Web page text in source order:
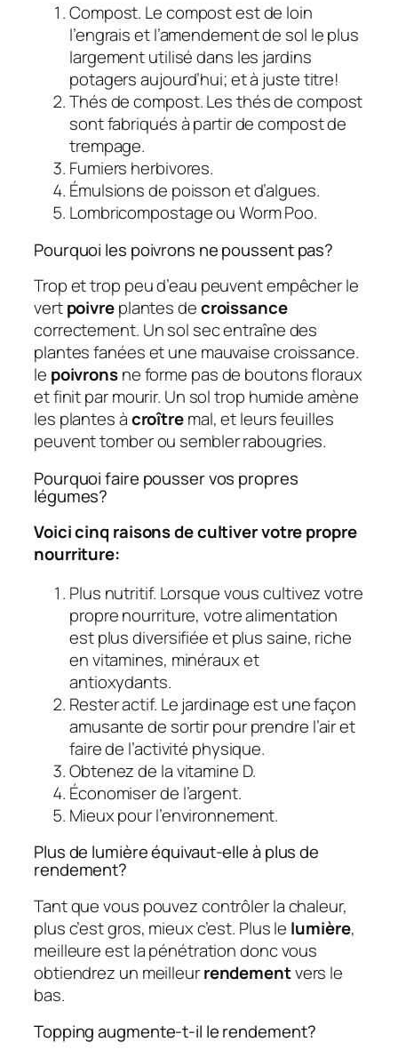
Compost. Le compost est de loin
l’engrais et l’amendement de sol le plus
largement utilisé dans les jardins
potagers aujourd’hui; et à juste titre!
Thés de compost. Les thés de compost
sont fabriqués à partir de compost de
trempage.
Fumiers herbivores.
Émulsions de poisson et d’algues.
Lombricompostage ou Worm Poo.
Pourquoi les poivrons ne poussent pas?
Trop et trop peu d’eau peuvent empêcher le
vertpoivreplantes decroissance
correctement. Un sol sec entraîne des
plantes fanées et une mauvaise croissance.
le poivronsne forme pas de boutons floraux
et finit par mourir. Un sol trop humide amène
les plantes àcroîtremal, et leurs feuilles
peuvent tomber ou sembler rabougries.
Pourquoi faire pousser vos propres
légumes?
Voici cinq raisons de cultiver votre propre
nourriture:
Plus nutritif. Lorsque vous cultivez votre
propre nourriture, votre alimentation
est plus diversifiée et plus saine, riche
en vitamines, minéraux et
antioxydants.
Rester actif. Le jardinage est une façon
amusante de sortir pour prendre l’air et
faire de l’activité physique.
Obtenez de la vitamine D.
Économiser de l’argent.
Mieux pour l’environnement.
Plus de lumière équivaut-elle à plus de
rendement?
Tant que vous pouvez contrôler la chaleur,
plus c’est gros, mieux c’est. Plus le lumière,
meilleure est la pénétration donc vous
obtiendrez un meilleurrendementvers le
bas.
Topping augmente-t-il le rendement?